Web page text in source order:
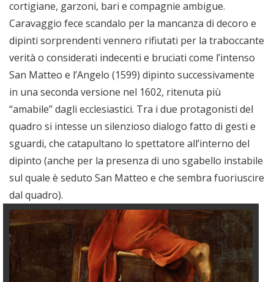
cortigiane, garzoni, bari e compagnie ambigue.
Caravaggio fece scandalo per la mancanza di decoro e
dipinti sorprendenti vennero rifiutati per la traboccante
verità o considerati indecenti e bruciati come l’intenso
San Matteo e l’Angelo (1599) dipinto successivamente
in una seconda versione nel 1602, ritenuta più
“amabile” dagli ecclesiastici. Tra i due protagonisti del
quadro si intesse un silenzioso dialogo fatto di gesti e
sguardi, che catapultano lo spettatore all’interno del
dipinto (anche per la presenza di uno sgabello instabile
sul quale è seduto San Matteo e che sembra fuoriuscire
dal quadro).